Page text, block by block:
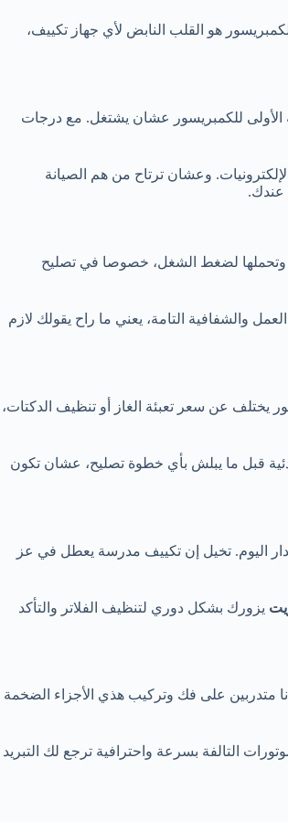
هو القلب النابض لأي جهاز تكييف،
الأولى للكمبريسور عشان يشتغل. مع درجات
وعشان ترتاح من هم الصيانة
عندك.
وتحملها لضغط الشغل، خصوصا في تصليح
والشفافية التامة، يعني ما راح يقولك لازم
يختلف عن سعر تعبئة الغاز أو تنظيف الدكتات،
قبل ما يبلش بأي خطوة تصليح، عشان تكون
اليوم. تخيل إن تكييف مدرسة يعطل في عز
يزورك بشكل دوري لتنظيف الفلاتر والتأكد
متدربين على فك وتركيب هذي الأجزاء الضخمة
التالفة بسرعة واحترافية ترجع لك التبريد